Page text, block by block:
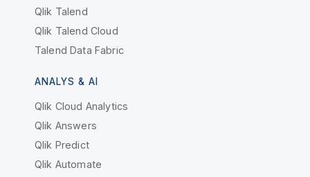
Qlik Talend
Qlik Talend Cloud
Talend Data Fabric
ANALYS & AI
Qlik Cloud Analytics
Qlik Answers
Qlik Predict
Qlik Automate